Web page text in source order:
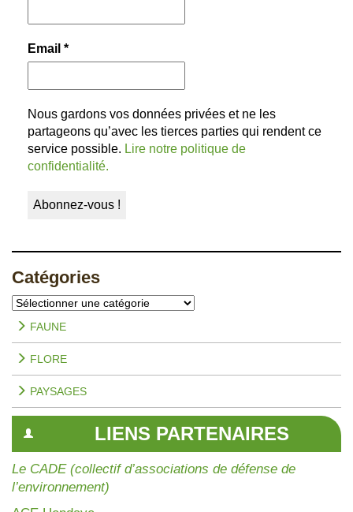
Email *
Nous gardons vos données privées et ne les
partageons qu’avec les tierces parties qui rendent ce
service possible. Lire notre politique de
confidentialité.
Catégories
Catégories
FAUNE
FLORE
PAYSAGES
LIENS PARTENAIRES
Le CADE (collectif d’associations de défense de
l’environnement)